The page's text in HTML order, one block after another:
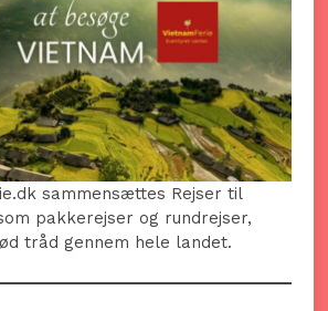
sammensættes Rejser til
pakkerejser og rundrejser,
tråd gennem hele landet.